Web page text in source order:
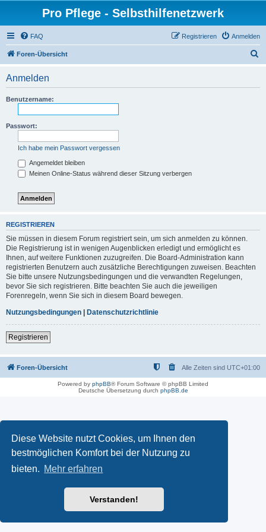
Diese Website nutzt Cookies, um Ihnen den
bestmöglichen Komfort bei der Nutzung zu
bieten. Mehr erfahren
Verstanden!
Pro Pflege - Selbsthilfenetzwerk
FAQ Anmelden
Registrieren
Foren-Übersicht
Anmelden
Benutzername:
Passwort:
Ich habe mein Passwort vergessen
Angemeldet bleiben
Meinen Online-Status während dieser Sitzung verbergen
REGISTRIEREN
Sie müssen in diesem Forum registriert sein, um sich anmelden zu können.
Die Registrierung ist in wenigen Augenblicken erledigt und ermöglicht es
Ihnen, auf weitere Funktionen zuzugreifen. Die Board-Administration kann
registrierten Benutzern auch zusätzliche Berechtigungen zuweisen. Beachten
Sie bitte unsere Nutzungsbedingungen und die verwandten Regelungen,
bevor Sie sich registrieren. Bitte beachten Sie auch die jeweiligen
Forenregeln, wenn Sie sich in diesem Board bewegen.
Nutzungsbedingungen | Datenschutzrichtlinie
Registrieren
Foren-Übersicht Alle Zeiten sind UTC+01:00
Powered by phpBB® Forum Software © phpBB Limited
Deutsche Übersetzung durch phpBB.de